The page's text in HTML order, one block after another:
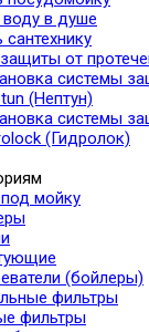
воду в душе
от
системы
(Нептун)
системы
(Гидролок)
мойку
(бойлеры)
фильтры
фильтры